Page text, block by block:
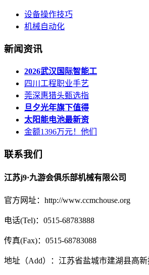
设备操作技巧
机械自动化
新闻资讯
2026武汉国际智能工
四川工程职业手艺
莞深惠猎头甄选指
旦夕光年旗下值得
太阳能电池最新资
金额1396万元！他们
联系我们
江苏j9·九游会俱乐部机械有限公司
官方网址：http://www.ccmchouse.org
电话(Tel)：0515-68783888
传真(Fax)：0515-68783088
地址（Add）：江苏省盐城市建湖县高